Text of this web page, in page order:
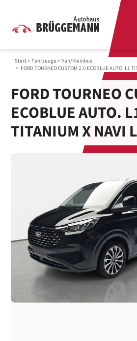
Start> Fahrzeuge >Van/Kleinbus
> FORD TOURNEO CUSTOM 2.0 ECOBLUE AUTO. L1
FORD TOURNEO
ECOBLUE AUTO.
TITANIUM X NAVI